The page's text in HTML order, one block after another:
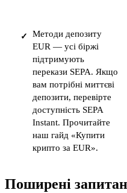
✓
Методи депозиту
EUR — усі біржі
підтримують
перекази SEPA. Якщо
вам потрібні миттєві
депозити, перевірте
доступність SEPA
Instant. Прочитайте
наш гайд «Купити
крипто за EUR».
Поширені